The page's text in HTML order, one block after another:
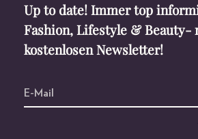
Up to date! Immer top
Fashion, Lifestyle & Beauty-
kostenlosen Newsletter!